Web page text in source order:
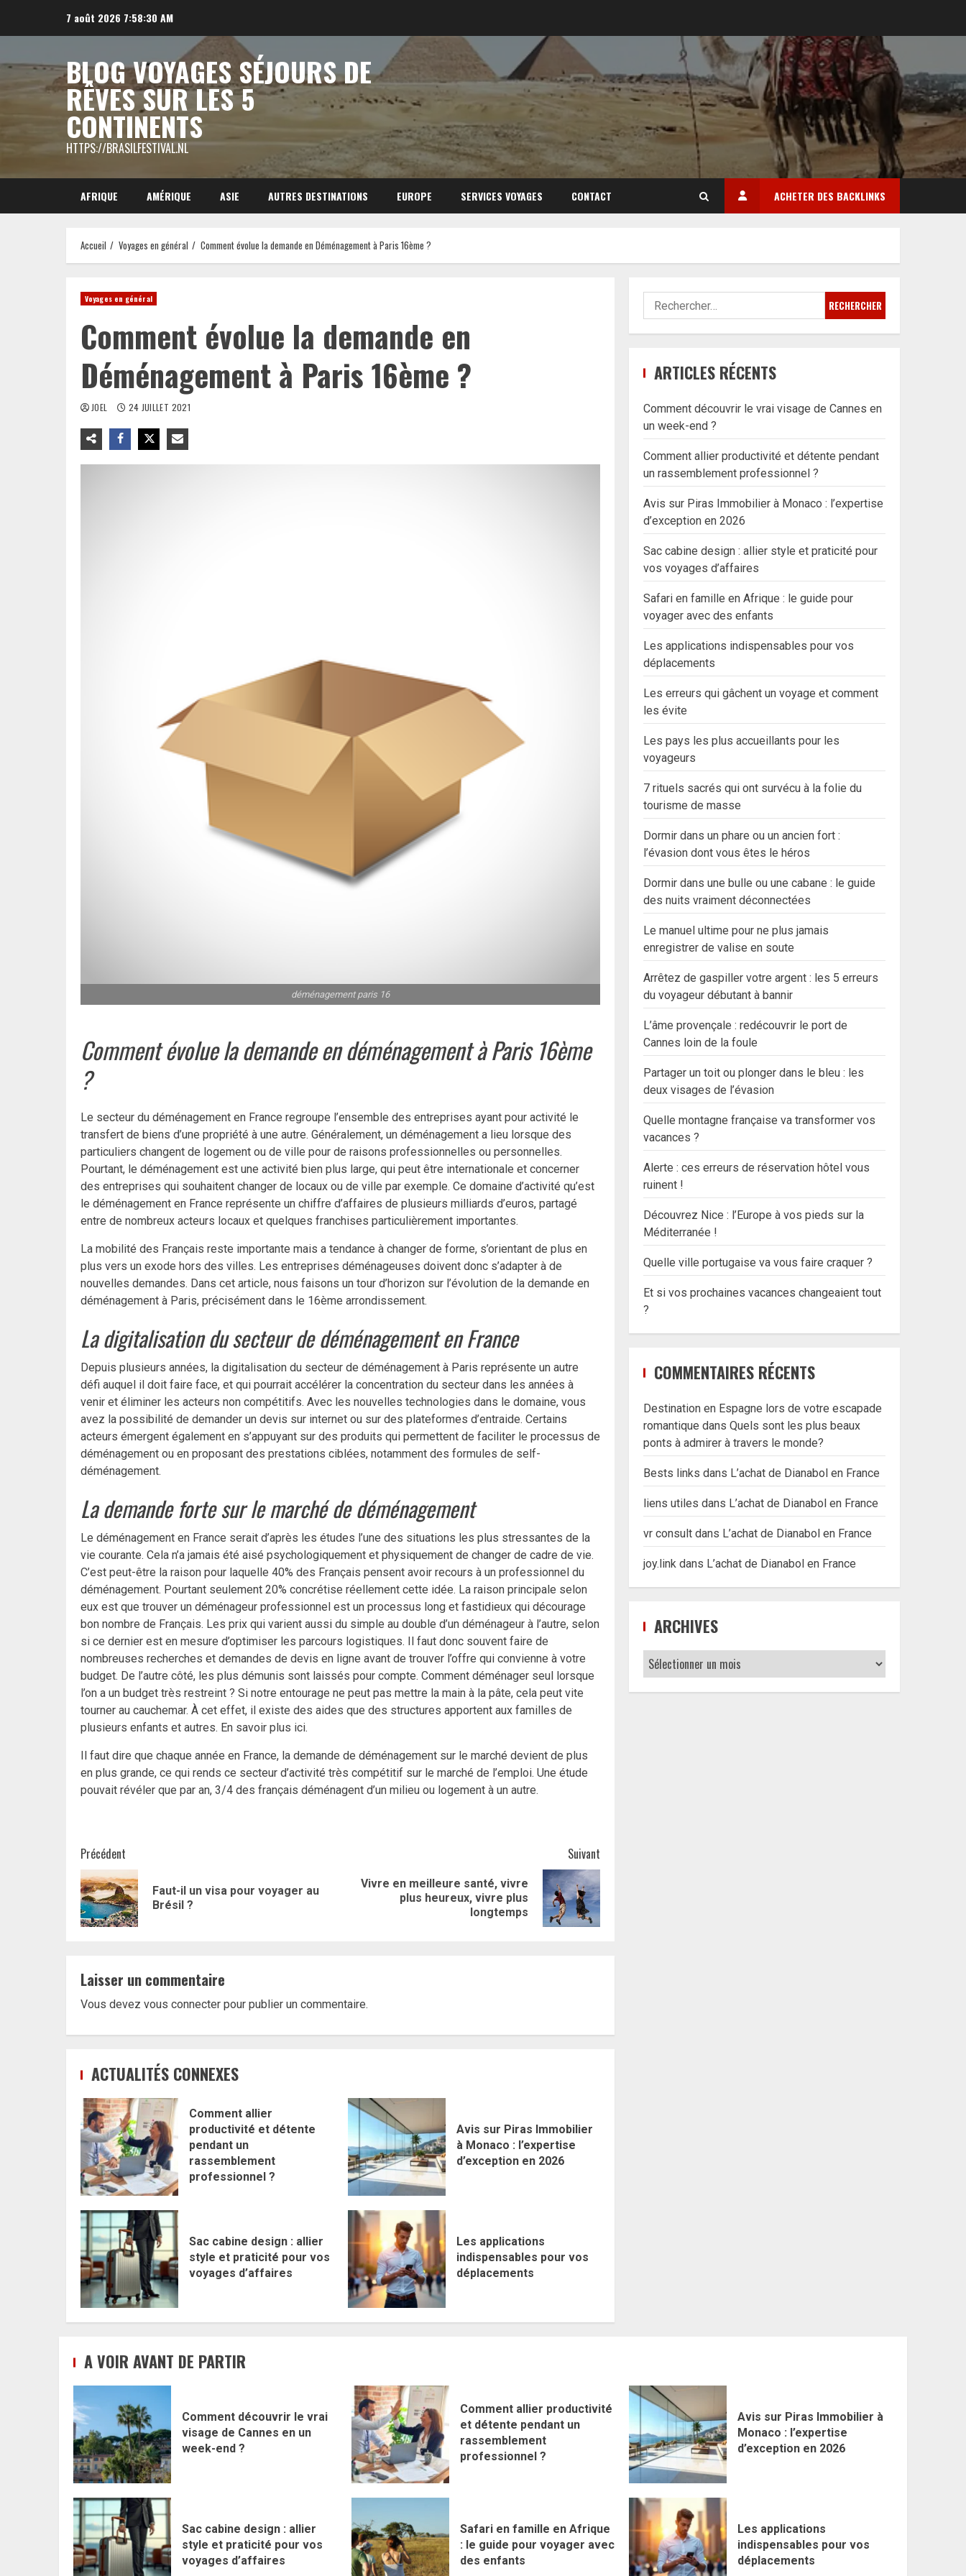
7 août 2026 7:58:31 AM
BLOG VOYAGES SÉJOURS DE
RÊVES SUR LES 5
CONTINENTS
HTTPS://BRASILFESTIVAL.NL
AFRIQUE AMÉRIQUE ASIE AUTRES DESTINATIONS EUROPE SERVICES VOYAGES CONTACT ACHETER DES BACKLINKS
Accueil Voyages en général Comment évolue la demande en Déménagement à Paris 16ème ?
Voyages en général
Comment évolue la demande en
Déménagement à Paris 16ème ?
JOEL 24 JUILLET 2021
déménagement paris 16
Comment évolue la demande en déménagement à Paris 16ème
?
Le secteur du déménagement en France regroupe l’ensemble des entreprises ayant pour activité le
transfert de biens d’une propriété à une autre. Généralement, un déménagement a lieu lorsque des
particuliers changent de logement ou de ville pour de raisons professionnelles ou personnelles.
Pourtant, le déménagement est une activité bien plus large, qui peut être internationale et concerner
des entreprises qui souhaitent changer de locaux ou de ville par exemple. Ce domaine d’activité qu’est
le déménagement en France représente un chiffre d’affaires de plusieurs milliards d’euros, partagé
entre de nombreux acteurs locaux et quelques franchises particulièrement importantes.
La mobilité des Français reste importante mais a tendance à changer de forme, s’orientant de plus en
plus vers un exode hors des villes. Les entreprises déménageuses doivent donc s’adapter à de
nouvelles demandes. Dans cet article, nous faisons un tour d’horizon sur l’évolution de la demande en
déménagement à Paris, précisément dans le 16ème arrondissement.
La digitalisation du secteur de déménagement en France
Depuis plusieurs années, la digitalisation du secteur de déménagement à Paris représente un autre
défi auquel il doit faire face, et qui pourrait accélérer la concentration du secteur dans les années à
venir et éliminer les acteurs non compétitifs. Avec les nouvelles technologies dans le domaine, vous
avez la possibilité de demander un devis sur internet ou sur des plateformes d’entraide. Certains
acteurs émergent également en s’appuyant sur des produits qui permettent de faciliter le processus de
déménagement ou en proposant des prestations ciblées, notamment des formules de self-
déménagement.
La demande forte sur le marché de déménagement
Le déménagement en France serait d’après les études l’une des situations les plus stressantes de la
vie courante. Cela n’a jamais été aisé psychologiquement et physiquement de changer de cadre de vie.
C’est peut-être la raison pour laquelle 40% des Français pensent avoir recours à un professionnel du
déménagement. Pourtant seulement 20% concrétise réellement cette idée. La raison principale selon
eux est que trouver un déménageur professionnel est un processus long et fastidieux qui décourage
bon nombre de Français. Les prix qui varient aussi du simple au double d’un déménageur à l’autre, selon
si ce dernier est en mesure d’optimiser les parcours logistiques. Il faut donc souvent faire de
nombreuses recherches et demandes de devis en ligne avant de trouver l’offre qui convienne à votre
budget. De l’autre côté, les plus démunis sont laissés pour compte. Comment déménager seul lorsque
l’on a un budget très restreint ? Si notre entourage ne peut pas mettre la main à la pâte, cela peut vite
tourner au cauchemar. À cet effet, il existe des aides que des structures apportent aux familles de
plusieurs enfants et autres. En savoir plus ici.
Il faut dire que chaque année en France, la demande de déménagement sur le marché devient de plus
en plus grande, ce qui rends ce secteur d’activité très compétitif sur le marché de l’emploi. Une étude
pouvait révéler que par an, 3/4 des français déménagent d’un milieu ou logement à un autre.
Navigation
d’article
Précédent
Faut-il un visa pour voyager au
Brésil ?
Suivant
Vivre en meilleure santé, vivre
plus heureux, vivre plus
longtemps
Laisser un commentaire
Vous devez vous connecter pour publier un commentaire.
ACTUALITÉS CONNEXES
Comment allier
productivité et détente
pendant un
rassemblement
professionnel ?
Avis sur Piras Immobilier
à Monaco : l’expertise
d’exception en 2026
Sac cabine design : allier
style et praticité pour vos
voyages d’affaires
Les applications
indispensables pour vos
déplacements
Rechercher :
ARTICLES RÉCENTS
Comment découvrir le vrai visage de Cannes en
un week-end ?
Comment allier productivité et détente pendant
un rassemblement professionnel ?
Avis sur Piras Immobilier à Monaco : l’expertise
d’exception en 2026
Sac cabine design : allier style et praticité pour
vos voyages d’affaires
Safari en famille en Afrique : le guide pour
voyager avec des enfants
Les applications indispensables pour vos
déplacements
Les erreurs qui gâchent un voyage et comment
les évite
Les pays les plus accueillants pour les
voyageurs
7 rituels sacrés qui ont survécu à la folie du
tourisme de masse
Dormir dans un phare ou un ancien fort :
l’évasion dont vous êtes le héros
Dormir dans une bulle ou une cabane : le guide
des nuits vraiment déconnectées
Le manuel ultime pour ne plus jamais
enregistrer de valise en soute
Arrêtez de gaspiller votre argent : les 5 erreurs
du voyageur débutant à bannir
L’âme provençale : redécouvrir le port de
Cannes loin de la foule
Partager un toit ou plonger dans le bleu : les
deux visages de l’évasion
Quelle montagne française va transformer vos
vacances ?
Alerte : ces erreurs de réservation hôtel vous
ruinent !
Découvrez Nice : l’Europe à vos pieds sur la
Méditerranée !
Quelle ville portugaise va vous faire craquer ?
Et si vos prochaines vacances changeaient tout
?
COMMENTAIRES RÉCENTS
Destination en Espagne lors de votre escapade
romantique dansQuels sont les plus beaux
ponts à admirer à travers le monde?
Bests links dans L’achat de Dianabol en France
liens utiles dans L’achat de Dianabol en France
vr consult dans L’achat de Dianabol en France
joy.link dans L’achat de Dianabol en France
ARCHIVES
Archives
A VOIR AVANT DE PARTIR
Comment découvrir le vrai
visage de Cannes en un
week-end ?
Comment allier productivité
et détente pendant un
rassemblement
professionnel ?
Avis sur Piras Immobilier à
Monaco : l’expertise
d’exception en 2026
Sac cabine design : allier
style et praticité pour vos
voyages d’affaires
Safari en famille en Afrique
: le guide pour voyager avec
des enfants
Les applications
indispensables pour vos
déplacements